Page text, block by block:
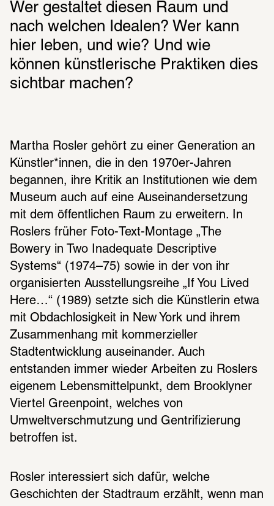
Wer gestaltet diesen Raum und
nach welchen Idealen? Wer kann
hier leben, und wie? Und wie
können künstlerische Praktiken dies
sichtbar machen?
Martha Rosler gehört zu einer Generation an
Künstler*innen, die in den 1970er-Jahren
begannen, ihre Kritik an Institutionen wie dem
Museum auch auf eine Auseinandersetzung
mit dem öffentlichen Raum zu erweitern. In
Roslers früher Foto-Text-Montage „The
Bowery in Two Inadequate Descriptive
Systems“ (1974–75) sowie in der von ihr
organisierten Ausstellungsreihe „If You Lived
Here…“ (1989) setzte sich die Künstlerin etwa
mit Obdachlosigkeit in New York und ihrem
Zusammenhang mit kommerzieller
Stadtentwicklung auseinander. Auch
entstanden immer wieder Arbeiten zu Roslers
eigenem Lebensmittelpunkt, dem Brooklyner
Viertel Greenpoint, welches von
Umweltverschmutzung und Gentrifizierung
betroffen ist.
Rosler interessiert sich dafür, welche
Geschichten der Stadtraum erzählt, wenn man